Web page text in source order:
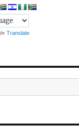
Translate